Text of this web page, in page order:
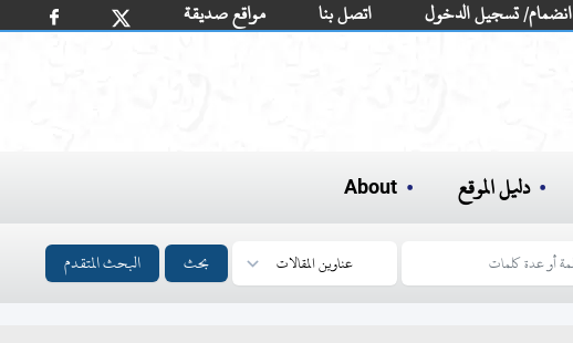
مواقع صديقة اتصل بنا انضمام/ تسجيل الدخول
دليل الموقع About
بحث البحث المتقدم